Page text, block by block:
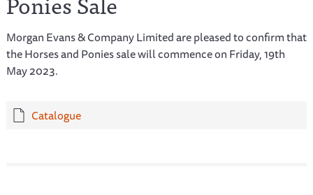
Morgan Evans & Company Limited are pleased to confirm that
the Horses and Ponies sale will commence on Friday, 19th
May 2023.
Catalogue